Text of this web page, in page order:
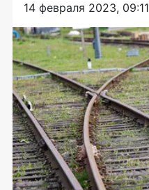
14 февраля 2023, 09:11